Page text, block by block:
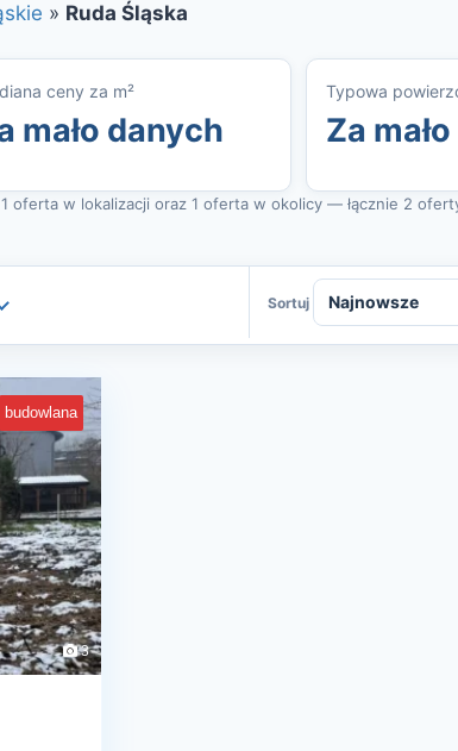
» Ruda Śląska
ceny za m²
mało danych
Typowa
Za
oferta w lokalizacji oraz 1 oferta w okolicy — łącznie 2
Sortuj
budowlana
3